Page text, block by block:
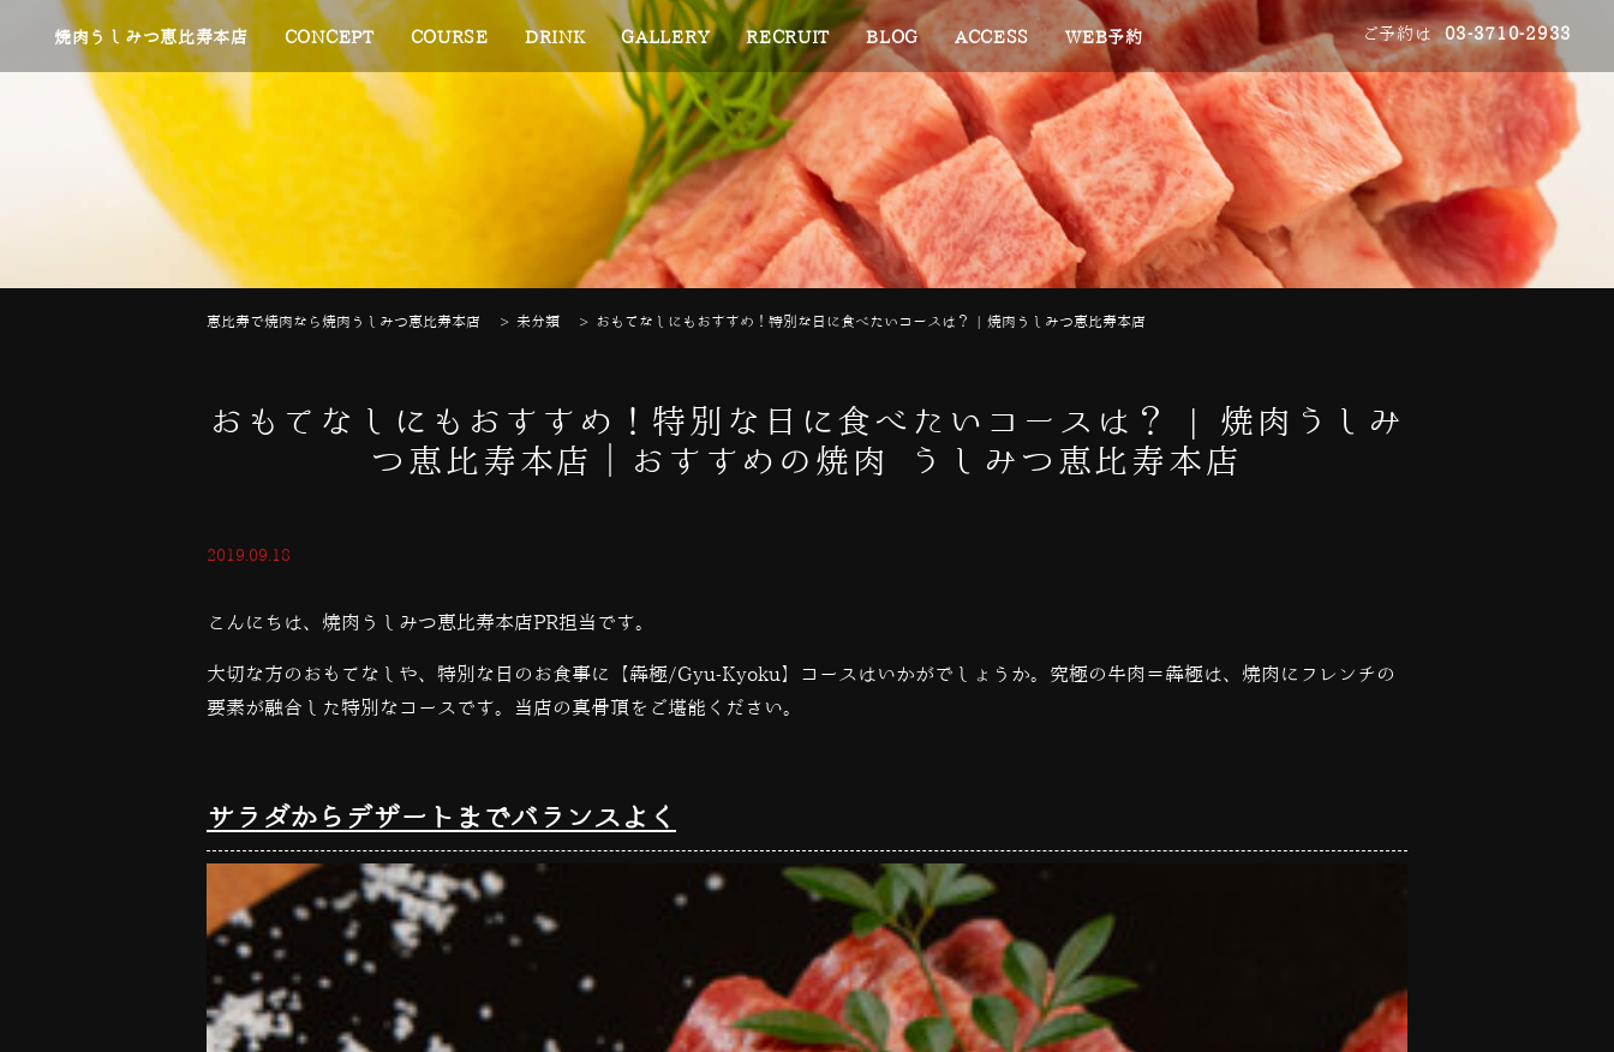
焼肉うしみつ恵比寿本店 CONCEPT COURSE DRINK GALLERY RECRUIT BLOG ACCESS WEB予約 ご予約は 03-3710-2933
恵比寿で焼肉なら焼肉うしみつ恵比寿本店 > 未分類 > おもてなしにもおすすめ！特別な日に食べたいコースは？ | 焼肉うしみつ恵比寿本店
おもてなしにもおすすめ！特別な日に食べたいコースは？ | 焼肉うしみ
つ恵比寿本店｜おすすめの焼肉 うしみつ恵比寿本店
2019.09.18
こんにちは、焼肉うしみつ恵比寿本店PR担当です。
大切な方のおもてなしや、特別な日のお食事に【犇極/Gyu-Kyoku】コースはいかがでしょうか。究極の牛肉＝犇極は、焼肉にフレンチの
要素が融合した特別なコースです。当店の真骨頂をご堪能ください。
サラダからデザートまでバランスよく